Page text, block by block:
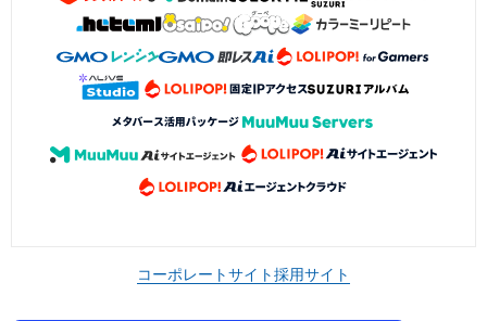
コーポレートサイト採用サイト